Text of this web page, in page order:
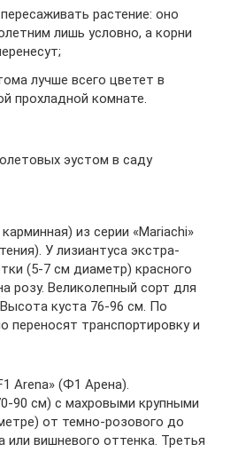
растение: оно
лишь условно, а корни
лучше всего цветет в
прохладной комнате.
эустом в саду
из серии «Mariachi»
У лизиантуса экстра-
(5-7 см диаметр) красного
розу. Великолепный сорт для
куста 76-96 см. По
транспортировку и
Arena» (Ф1 Арена).
90 см) с махровыми крупными
от темно-розового до
или вишневого оттенка. Третья